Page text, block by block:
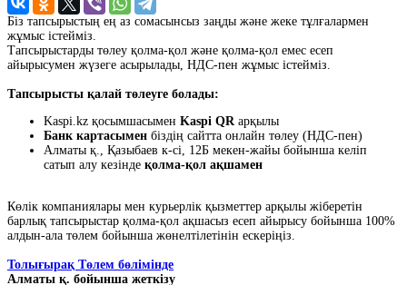
Біз тапсырыстың ең аз сомасынсыз заңды және жеке тұлғалармен
жұмыс істейміз.
Тапсырыстарды төлеу қолма-қол және қолма-қол емес есеп
айырысумен жүзеге асырылады, НДС-пен жұмыс істейміз.
Тапсырысты қалай төлеуге болады:
Kaspi.kz қосымшасымен Kaspi QRарқылы
Банк картасымен біздің сайтта онлайн төлеу (НДС-пен)
Алматы қ., Қазыбаев к-сі, 12Б мекен-жайы бойынша келіп
сатып алу кезінде қолма-қол ақшамен
Көлік компаниялары мен курьерлік қызметтер арқылы жіберетін
барлық тапсырыстар қолма-қол ақшасыз есеп айырысу бойынша 100%
алдын-ала төлем бойынша жөнелтілетінін ескеріңіз.
Толығырақ Төлем бөлімінде
Алматы қ. бойынша жеткізу